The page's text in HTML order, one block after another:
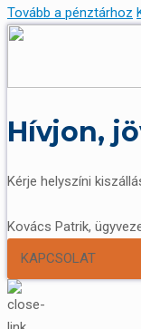
Tovább a pénztárhoz
Hívjon,
Kérje helyszíni
Kovács Patrik,
KAPCSOLAT